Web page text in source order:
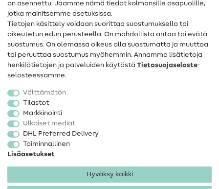
Yhteystiedot
Tietoa omistajanvaihdoksesta
Peruutusoikeus
Suosittu
Kankaat
Ompelutarvikkeet
Ale
on asennettu. Jaamme nämä tiedot kolmansille osapuolille,
jotka mainitsemme asetuksissa.
Tietojen käsittely voidaan suorittaa suostumuksella tai
oikeutetun edun perusteella. On mahdollista antaa tai evätä
suostumus. On olemassa oikeus olla suostumatta ja muuttaa
tai peruuttaa suostumus myöhemmin. Annamme lisätietoja
henkilötietojen ja palveluiden käytöstä Tietosuojaseloste-
selosteessamme.
Välttämätön
Tilastot
Markkinointi
Ulkoiset mediat
DHL Preferred Delivery
Toiminnallinen
Lisäasetukset
Hyväksy kaikki